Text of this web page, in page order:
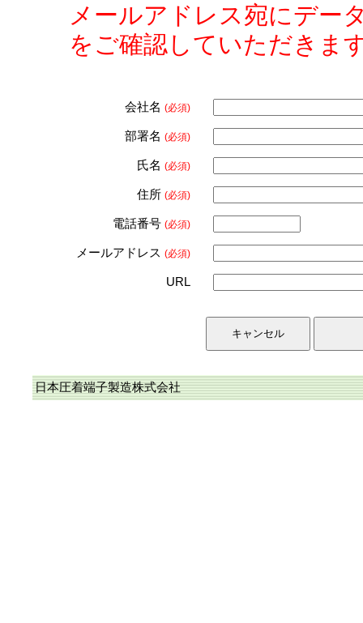
メールアドレス宛にデー
をご確認していただきま
会社名 (必須)
部署名 (必須)
氏名 (必須)
住所 (必須)
電話番号 (必須)
メールアドレス (必須)
URL
日本圧着端子製造株式会社